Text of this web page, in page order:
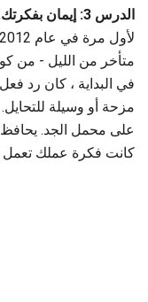
الدرس 3: إيمان بفكرتك.
متأخر من الليل - من
في البداية ، كان رد
مزحة أو وسيلة
كانت فكرة عملك تعمل ،